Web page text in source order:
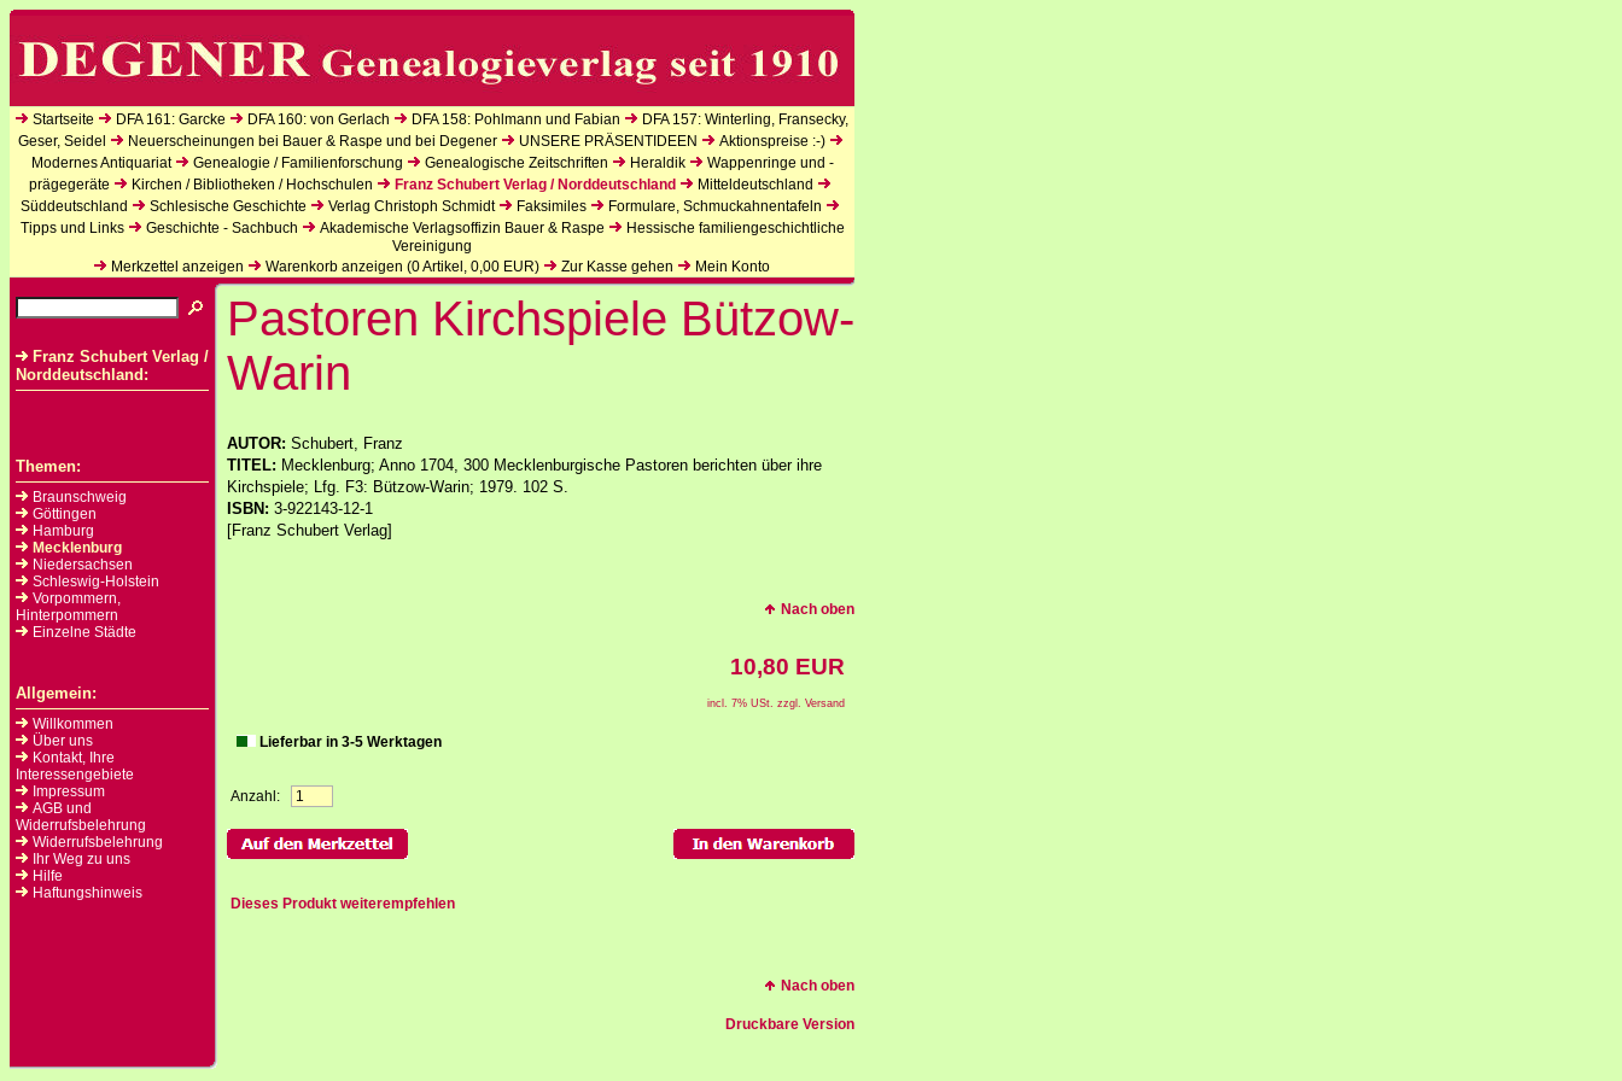
Startseite DFA 161: Garcke DFA 160: von Gerlach DFA 158: Pohlmann und Fabian
DFA 157: Winterling, Fransecky,
Geser, Seidel
Neuerscheinungen bei Bauer & Raspe und bei Degener UNSERE PRÄSENTIDEEN
Aktionspreise :-)
Modernes Antiquariat
Genealogie / Familienforschung Genealogische Zeitschriften Heraldik
Wappenringe und -
prägegeräte
Kirchen / Bibliotheken / Hochschulen Franz Schubert Verlag / Norddeutschland
Mitteldeutschland
Süddeutschland
Schlesische Geschichte Verlag Christoph Schmidt Faksimiles
Formulare, Schmuckahnentafeln
Tipps und Links
Geschichte - Sachbuch Akademische Verlagsoffizin Bauer & Raspe
Hessische familiengeschichtliche
Vereinigung
Merkzettel anzeigen
Warenkorb anzeigen (0Artikel, 0,00 EUR) Zur Kasse gehen Mein Konto
Franz Schubert Verlag /
Norddeutschland:
Themen:
Braunschweig
Göttingen
Hamburg
Mecklenburg
Niedersachsen
Schleswig-Holstein
Vorpommern,
Hinterpommern
Einzelne Städte
Allgemein:
Willkommen
Über uns
Kontakt, Ihre
Interessengebiete
Impressum
AGB und
Widerrufsbelehrung
Widerrufsbelehrung
Ihr Weg zu uns
Hilfe
Haftungshinweis
Pastoren Kirchspiele Bützow-
Warin
AUTOR: Schubert, Franz
TITEL: Mecklenburg; Anno 1704, 300 Mecklenburgische Pastoren berichten über ihre
Kirchspiele; Lfg. F3: Bützow-Warin; 1979. 102 S.
ISBN: 3-922143-12-1
[Franz Schubert Verlag]
Nach oben
10,80 EUR
incl. 7% USt. zzgl. Versand
Lieferbar in 3-5 Werktagen
Anzahl:
Dieses Produkt weiterempfehlen
Nach oben
Druckbare Version